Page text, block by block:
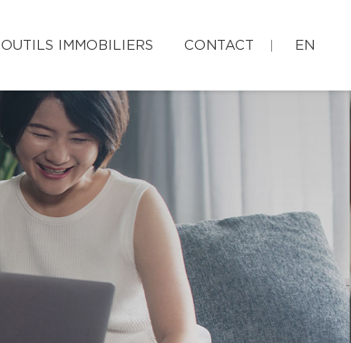
OUTILS IMMOBILIERS CONTACT EN